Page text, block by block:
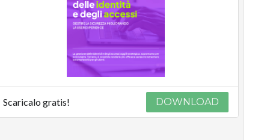
Scaricalo gratis! DOWNLOAD